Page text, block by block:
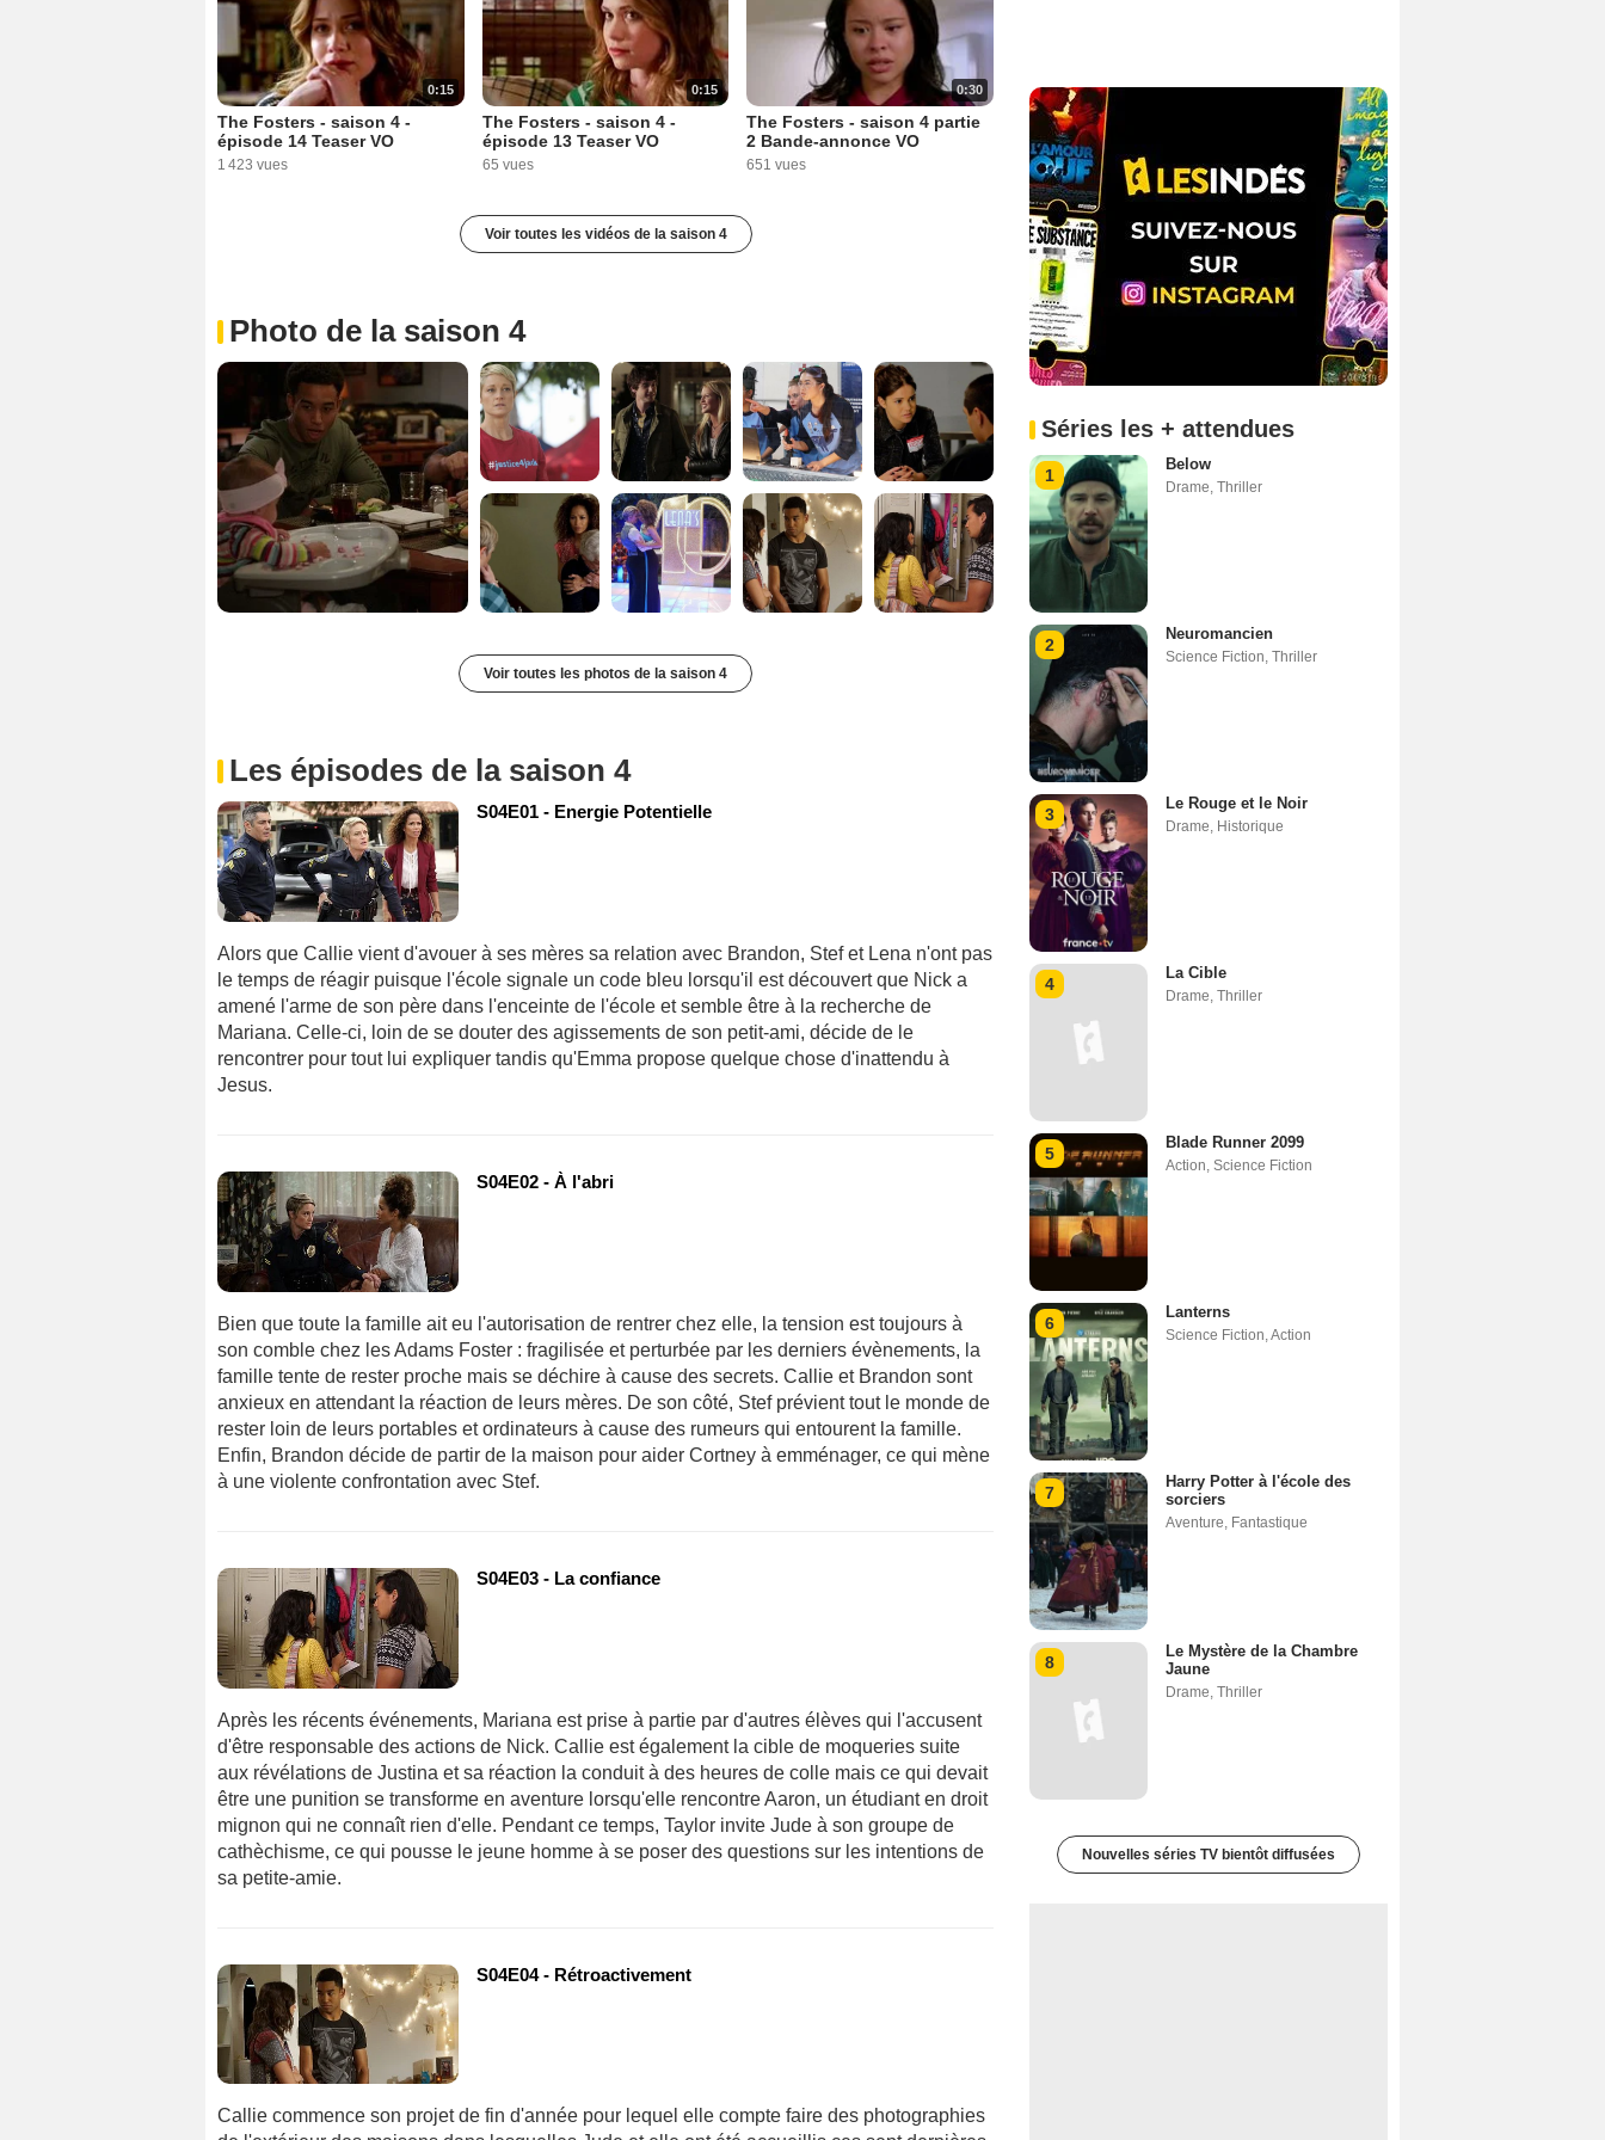
0:15
The Fosters - saison 4 -
épisode 14 Teaser VO
1 423 vues
0:15
The Fosters - saison 4 -
épisode 13 Teaser VO
65 vues
0:30
The Fosters - saison 4 partie
2 Bande-annonce VO
651 vues
Voir toutes les vidéos de la saison 4
Photo de la saison 4
Voir toutes les photos de la saison 4
Les épisodes de la saison 4
S04E01 - Energie Potentielle
Alors que Callie vient d'avouer à ses mères sa relation avec Brandon, Stef et Lena n'ont pas
le temps de réagir puisque l'école signale un code bleu lorsqu'il est découvert que Nick a
amené l'arme de son père dans l'enceinte de l'école et semble être à la recherche de
Mariana. Celle-ci, loin de se douter des agissements de son petit-ami, décide de le
rencontrer pour tout lui expliquer tandis qu'Emma propose quelque chose d'inattendu à
Jesus.
S04E02 - À l'abri
Bien que toute la famille ait eu l'autorisation de rentrer chez elle, la tension est toujours à
son comble chez les Adams Foster : fragilisée et perturbée par les derniers évènements, la
famille tente de rester proche mais se déchire à cause des secrets. Callie et Brandon sont
anxieux en attendant la réaction de leurs mères. De son côté, Stef prévient tout le monde de
rester loin de leurs portables et ordinateurs à cause des rumeurs qui entourent la famille.
Enfin, Brandon décide de partir de la maison pour aider Cortney à emménager, ce qui mène
à une violente confrontation avec Stef.
S04E03 - La confiance
Après les récents événements, Mariana est prise à partie par d'autres élèves qui l'accusent
d'être responsable des actions de Nick. Callie est également la cible de moqueries suite
aux révélations de Justina et sa réaction la conduit à des heures de colle mais ce qui devait
être une punition se transforme en aventure lorsqu'elle rencontre Aaron, un étudiant en droit
mignon qui ne connaît rien d'elle. Pendant ce temps, Taylor invite Jude à son groupe de
cathèchisme, ce qui pousse le jeune homme à se poser des questions sur les intentions de
sa petite-amie.
S04E04 - Rétroactivement
Callie commence son projet de fin d'année pour lequel elle compte faire des photographies
Séries les + attendues
1
Below
Drame Thriller
2
Neuromancien
Science Fiction Thriller
3
Le Rouge et le Noir
Drame Historique
4
La Cible
Drame Thriller
5
Blade Runner 2099
Action Science Fiction
6
Lanterns
Science Fiction Action
7
Harry Potter à l'école des
sorciers
Aventure Fantastique
8
Le Mystère de la Chambre
Jaune
Drame Thriller
Nouvelles séries TV bientôt diffusées